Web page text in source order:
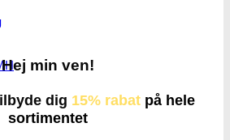
Hej min ven!
dig 15% rabat på hele
sortimentet